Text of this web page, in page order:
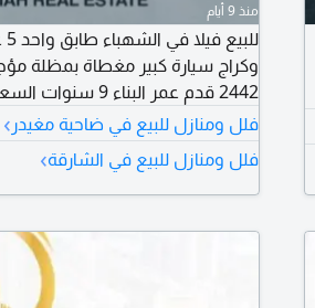
منذ 9 أيام
2442 قدم عمر البناء 9 سنوات السعر المطلوب 950 ألف درهم
فلل ومنازل للبيع في ضاحية مغيدر ›
فلل ومنازل للبيع في الشارقة›